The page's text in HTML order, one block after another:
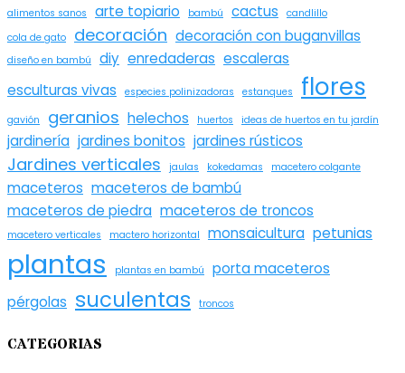
alimentos sanos
arte topiario bambú cactus
candlillo
cola de gato
decoración decoración con buganvillas
diseño en bambú diy enredaderas escaleras
esculturas vivas
especies polinizadoras estanques flores
gavión geranios helechos huertos ideas de huertos en tu jardín
jardinería jardines bonitos jardines rústicos
Jardines verticales jaulas kokedamas macetero colgante
maceteros maceteros de bambú
maceteros de piedra maceteros de troncos
macetero verticales mactero horizontal monsaicultura petunias
plantas plantas en bambú
porta maceteros
pérgolas suculentas troncos
CATEGORIAS